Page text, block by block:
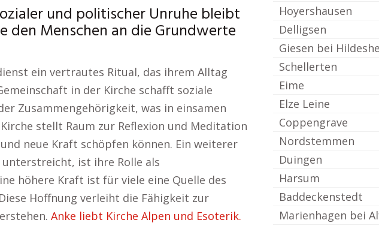
und politischer Unruhe bleibt
den Menschen an die Grundwerte
ein vertrautes Ritual, das ihrem Alltag
in der Kirche schafft soziale
Zusammengehörigkeit, was in einsamen
stellt Raum zur Reflexion und Meditation
neue Kraft schöpfen können. Ein weiterer
ist ihre Rolle als
höhere Kraft ist für viele eine Quelle des
Hoffnung verleiht die Fähigkeit zur
Anke liebt Kirche Alpen und Esoterik.
Hoyershausen
Delligsen
Giesen bei
Schellerten
Eime
Elze Leine
Coppengrave
Nordstemmen
Duingen
Harsum
Baddeckenstedt
Marienhagen bei